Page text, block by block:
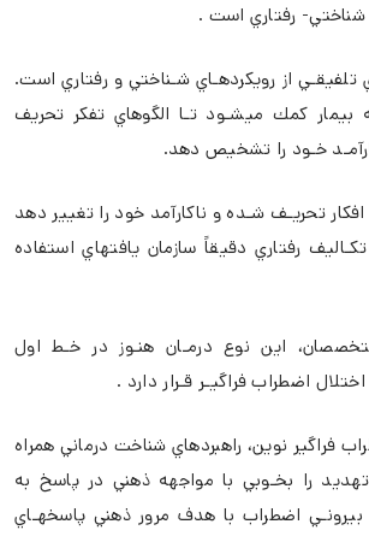
شناختي- رفتاري است .
تلفيقـي از رويكردهـاي شـناختي و رفتاري است.
بيمار كمك ميشـود تـا الگوهاي تفكر تحريف
خـود را تشخيص دهد.
افكار تحريـف شـده و ناكارآمد خود را تغيير دهد
رفتاري دقيقاً سازمان يافتهاي استفاده
اين نوع درمـان هنـوز در خـط اول
اضطراب فراگيـر قـرار دارد .
فراگير نوين، راهبردهاي شناخت درماني همراه
را بخـوبي با مواجهه ذهني در پاسخ به
بيرونـي اضطراب با هدف مرور ذهني پاسخهـاي